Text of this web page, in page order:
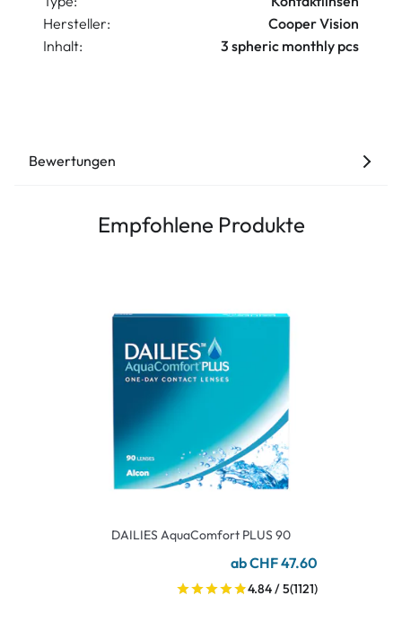
Hersteller:
Cooper Vision
Inhalt:
3 spheric monthly pcs
Bewertungen
Empfohlene Produkte
DAILIES AquaComfort PLUS 90
ab CHF 47.60
4.84 / 5(1121)